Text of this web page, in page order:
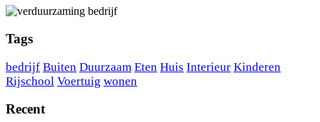
Tags
bedrijf Buiten Duurzaam Eten Huis Interieur Kinderen
Rijschool Voertuig wonen
Recent